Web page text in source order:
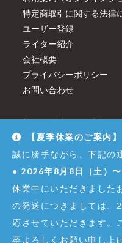
特定商取引に関する法律
ユーザー登録
ライター紹介
会社概要
プライバシーポリシー
お問い合わせ
【夏季休業のご案内】
誠に勝手ながら、下記の
● 2026年8月8日（土）〜
休業中にいただきました
の発送につきましては、
応させていただきます。
卒よろしくお願い申し上